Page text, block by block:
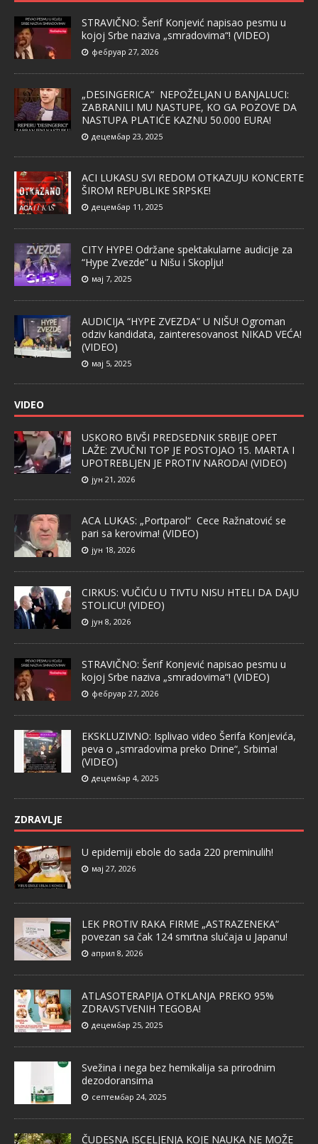
STRAVIČNO: Šerif Konjević napisao pesmu u
kojoj Srbe naziva „smradovima“! (VIDEO)
фебруар 27, 2026
„DESINGERICA“ NEPOŽELJAN U BANJALUCI:
ZABRANILI MU NASTUPE, KO GA POZOVE DA
NASTUPA PLATIĆE KAZNU 50.000 EURA!
децембар 23, 2025
ACI LUKASU SVI REDOM OTKAZUJU KONCERTE
ŠIROM REPUBLIKE SRPSKE!
децембар 11, 2025
CITY HYPE! Održane spektakularne audicije za
“Hype Zvezde” u Nišu i Skoplju!
мај 7, 2025
AUDICIJA “HYPE ZVEZDA” U NIŠU! Ogroman
odziv kandidata, zainteresovanost NIKAD VEĆA!
(VIDEO)
мај 5, 2025
VIDEO
USKORO BIVŠI PREDSEDNIK SRBIJE OPET
LAŽE: ZVUČNI TOP JE POSTOJAO 15. MARTA I
UPOTREBLJEN JE PROTIV NARODA! (VIDEO)
јун 21, 2026
ACA LUKAS: „Portparol“ Cece Ražnatović se
pari sa kerovima! (VIDEO)
јун 18, 2026
CIRKUS: VUČIĆU U TIVTU NISU HTELI DA DAJU
STOLICU! (VIDEO)
јун 8, 2026
STRAVIČNO: Šerif Konjević napisao pesmu u
kojoj Srbe naziva „smradovima“! (VIDEO)
фебруар 27, 2026
EKSKLUZIVNO: Isplivao video Šerifa Konjevića,
peva o „smradovima preko Drine“, Srbima!
(VIDEO)
децембар 4, 2025
ZDRAVLJE
U epidemiji ebole do sada 220 preminulih!
мај 27, 2026
LEK PROTIV RAKA FIRME „ASTRAZENEKA“
povezan sa čak 124 smrtna slučaja u Japanu!
април 8, 2026
ATLASOTERAPIJA OTKLANJA PREKO 95%
ZDRAVSTVENIH TEGOBA!
децембар 25, 2025
Svežina i nega bez hemikalija sa prirodnim
dezodoransima
септембар 24, 2025
ČUDESNA ISCELJENJA KOJE NAUKA NE MOŽE